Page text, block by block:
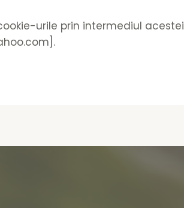
urile prin intermediul acestei